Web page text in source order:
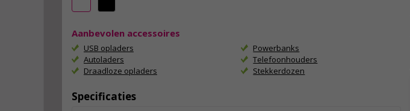
Aanbevolen accessoires
USB opladers
Autoladers
Draadloze opladers
Powerbanks
Telefoonhouders
Stekkerdozen
Specificaties